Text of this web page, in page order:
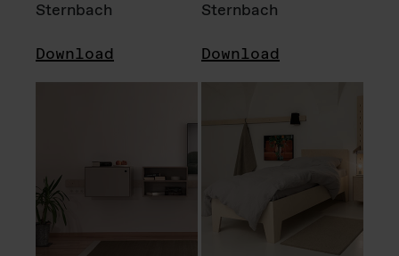
Sternbach
Download
Sternbach
Download